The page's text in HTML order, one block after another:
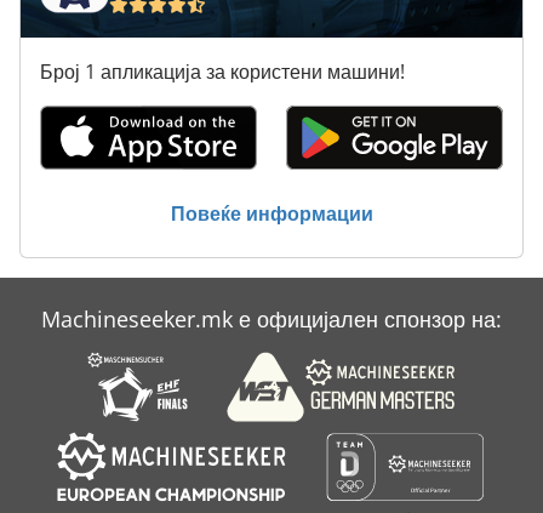
Ладење
Ладење Ќелија
Пијалоци Приколки
Сметаат Транспорт
Транспорт
Угостителски Ладење
Број 1 апликација за користени машини!
Повеќе информации
Machineseeker.mk е официјален спонзор на: